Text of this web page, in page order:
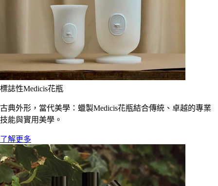
標誌性Medicis花瓶
古典外形，當代美學：蠟製Medicis花瓶結合傳統、卓越的專業
技能與實用美學。
了解更多